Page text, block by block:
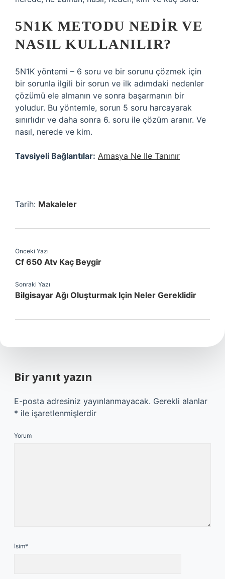
5N1K METODU NEDIR VE
NASIL KULLANILIR?
5N1K yöntemi – 6 soru ve bir sorunu çözmek için
bir sorunla ilgili bir sorun ve ilk adımdaki nedenler
çözümü ele almanın ve sonra başarmanın bir
yoludur. Bu yöntemle, sorun 5 soru harcayarak
sınırlıdır ve daha sonra 6. soru ile çözüm aranır. Ve
nasıl, nerede ve kim.
Tavsiyeli Bağlantılar: Amasya Ne Ile Tanınır
Tarih: Makaleler
Önceki Yazı
Cf 650 Atv Kaç Beygir
Sonraki Yazı
Bilgisayar Ağı Oluşturmak Için Neler Gereklidir
Bir yanıt yazın
E-posta adresiniz yayınlanmayacak. Gerekli alanlar
* ile işaretlenmişlerdir
Yorum
İsim*